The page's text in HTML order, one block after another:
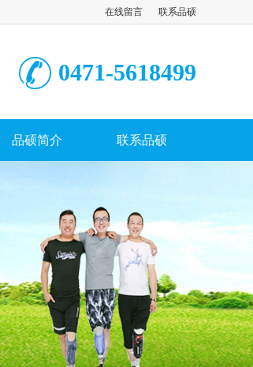
在线留言 联系品硕
0471-5618499
品硕简介 联系品硕